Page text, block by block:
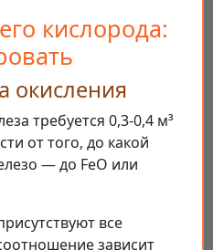
кислорода:
окисления
требуется 0,3-0,4 м³
от того, до какой
— до FeO или
все
зависит